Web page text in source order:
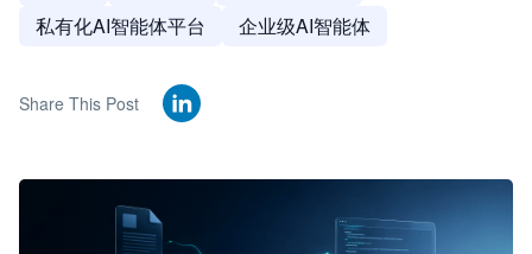
私有化AI智能体平台
企业级AI智能体
Share This Post